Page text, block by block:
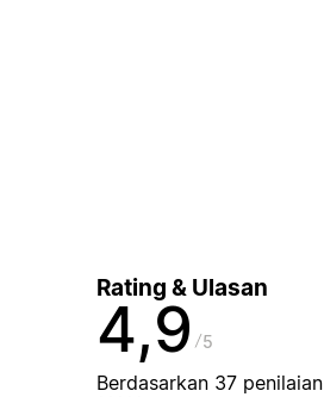
Rating & Ulasan
4,9 5
Berdasarkan 37 penilaian